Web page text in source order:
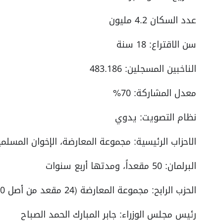
عدد السكان 4.2 مليون
سن الاقتراع: 18 سنة
الناخبين المسجلين: 483.186
معدل المشاركة: 70%
نظام التصويت: يدوي
الاحزاب الرئيسية: مجموعة المعارضة، الإخوان
البرلمان: 50 مقعداً، ومدتها أربع سنوات
الحزب الرابح: مجموعة المعارضة (24 مقعد من أصل 50) الفائز
رئيس مجلس الوزراء: جابر المبارك الحمد الصباح